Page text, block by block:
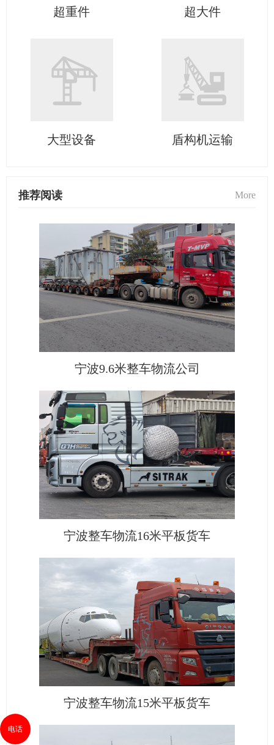
超重件 超大件
大型设备 盾构机运输
推荐阅读 More
宁波9.6米整车物流公司
宁波整车物流16米平板货车
宁波整车物流15米平板货车
电话